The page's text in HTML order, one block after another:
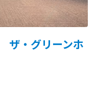
・グリーンホ